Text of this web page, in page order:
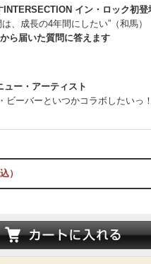
INTERSECTION イン・ロック初登
、成長の4年間にしたい”（和馬）
ら届いた質問に答えます
ュー・アーティスト
ビーバーといつかコラボしたいっ
）